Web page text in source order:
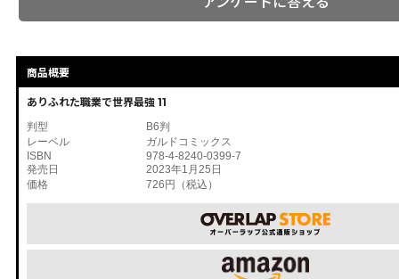
商品概要
ありふれた職業で世界最強 11
判型
B6判
レーベル
ガルドコミックス
ISBN
978-4-8240-0399-7
発売日
2023年1月25日
価格
726円（税込）